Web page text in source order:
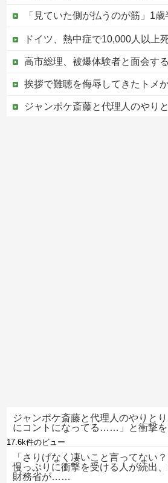
「見ていた側が払うのが筋」1歳半が投げ込んだ12万円のス
ドイツ、熱中症で10,000人以上死亡、ほとんど
高市総理、被爆体験者と面会するも「握手だけ
挨拶で難聴を侮辱してきたトメから久々に電話。トメ「私は元気よ！」私「でもお義父さんから…」トメの『痔』に効く温泉
ジャンポケ斎藤と代理人のやりとり、「地獄すぎて完全にコントに
ジャンポケ斎藤と代理人のやりと
にコントになってる……」と衝撃を
17.6k件のビュー
「さりげなく凄いこと言ってない
慢っぷりに衝撃を受ける人が続出
財務省が……